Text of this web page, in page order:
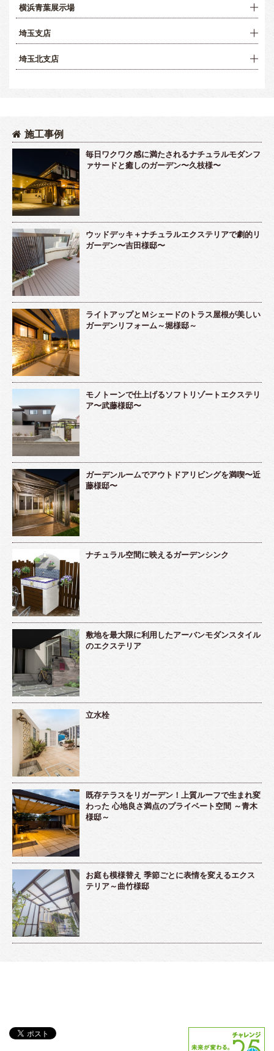
横浜青葉展示場
埼玉支店
埼玉北支店
施工事例
毎日ワクワク感に満たされるナチュラルモダンフ
ァサードと癒しのガーデン〜久枝様〜
ウッドデッキ＋ナチュラルエクステリアで劇的リ
ガーデン〜吉田様邸〜
ライトアップとＭシェードのトラス屋根が美しい
ガーデンリフォーム～堀様邸～
モノトーンで仕上げるソフトリゾートエクステリ
ア〜武藤様邸〜
ガーデンルームでアウトドアリビングを満喫〜近
藤様邸〜
ナチュラル空間に映えるガーデンシンク
敷地を最大限に利用したアーバンモダンスタイル
のエクステリア
立水栓
既存テラスをリガーデン！上質ルーフで生まれ変
わった 心地良さ満点のプライベート空間 ～青木
様邸～
お庭も模様替え 季節ごとに表情を変えるエクス
テリア～曲竹様邸